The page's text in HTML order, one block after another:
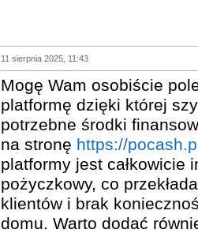
11 sierpnia 2025, 11:43
Mogę Wam osobiście
platformę dzięki której
potrzebne środki
na stronę https://
platformy jest całkowicie
pożyczkowy, co
klientów i brak
domu. Warto dodać